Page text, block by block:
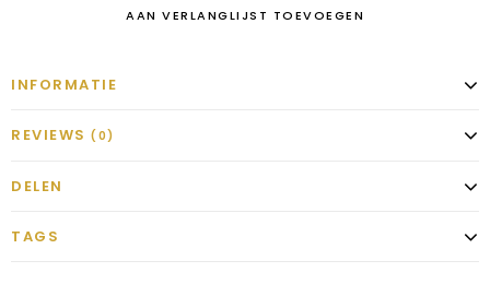
AAN VERLANGLIJST TOEVOEGEN
INFORMATIE
REVIEWS (0)
DELEN
TAGS